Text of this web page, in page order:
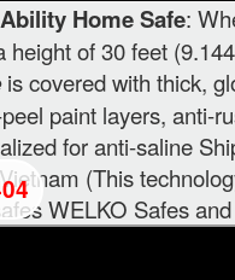
Home Safe:
height of 30 feet
is covered with thick,
paint layers, anti-
for anti-saline
(This
WELKO Safes